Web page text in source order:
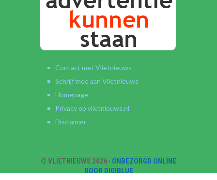
Contact met Vlietnieuws
Schrijf mee aan Vlietnieuws
Homepage
Privacy op vlietnieuws.nl
Disclaimer
© VLIETNIEUWS 2026- ONBEZORGD ONLINE
DOOR DIGIBLUE